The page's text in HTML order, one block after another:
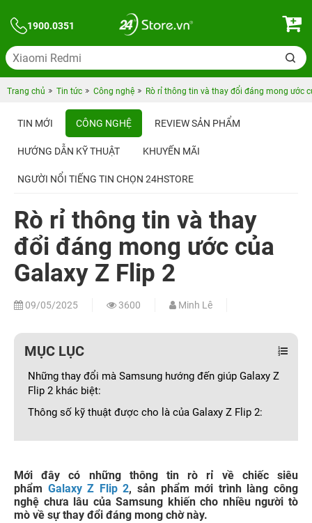
1900.0351
Trang chủ Tin tức Công nghệ Rò rỉ thông tin và thay đổi đáng mong ước
TIN MỚI CÔNG NGHỆ REVIEW SẢN PHẨM
HƯỚNG DẪN KỸ THUẬT KHUYẾN MÃI
NGƯỜI NỔI TIẾNG TIN CHỌN 24HSTORE
Rò rỉ thông tin và thay
đổi đáng mong ước của
Galaxy Z Flip 2
09/05/2025 3600 Minh Lê
MỤC LỤC
Những thay đổi mà Samsung hướng đến giúp Galaxy Z
Flip 2 khác biệt:
Thông số kỹ thuật được cho là của Galaxy Z Flip 2:
Mới đây có những thông tin rò rỉ về chiếc siêu
phẩm Galaxy Z Flip 2, sản phẩm mới trình làng công
nghệ chưa lâu của Samsung khiến cho nhiều người tò
mò về sự thay đổi đáng mong chờ này.